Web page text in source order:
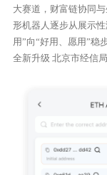
大赛道，财富链协同
形机器人逐步从展示
用”向“好用、愿用”稳
全新升级 北京市经信